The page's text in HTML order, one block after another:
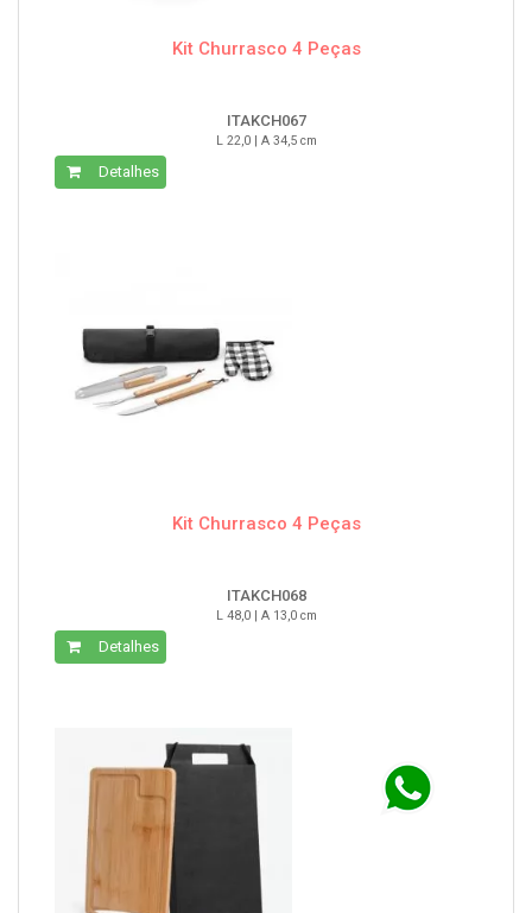
Kit Churrasco 4 Peças
ITAKCH067
L 22,0 | A 34,5 cm
Detalhes
Kit Churrasco 4 Peças
ITAKCH068
L 48,0 | A 13,0 cm
Detalhes